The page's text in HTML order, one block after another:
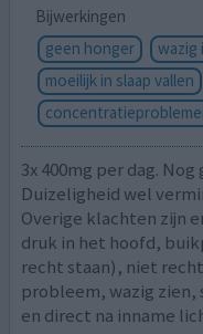
Bijwerkingen
geen honger
wazig
moeilijk in slaap vallen
3x 400mg per dag.
Duizeligheid wel
Overige klachten zijn
druk in het hoofd,
recht staan), niet
probleem, wazig
en direct na inname